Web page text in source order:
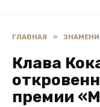
ГЛАВНАЯ »
Клава
премии